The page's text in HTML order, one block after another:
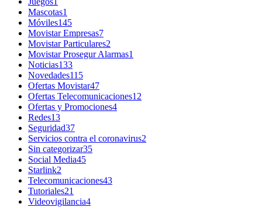
Mascotas1
Móviles145
Movistar Empresas7
Movistar Particulares2
Movistar Prosegur Alarmas1
Noticias133
Novedades115
Ofertas Movistar47
Ofertas Telecomunicaciones12
Ofertas y Promociones4
Redes13
Seguridad37
Servicios contra el coronavirus2
Sin categorizar35
Social Media45
Starlink2
Telecomunicaciones43
Tutoriales21
Videovigilancia4